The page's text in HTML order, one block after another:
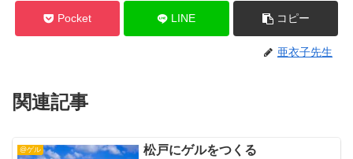
Pocket LINE コピー
亜衣子先生
関連記事
@ゲル 松戸にゲルをつくる